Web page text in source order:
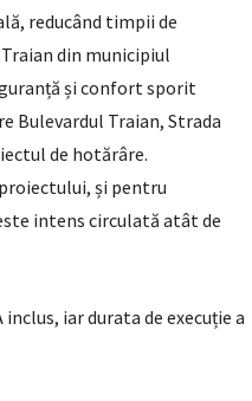
reducând timpii de
din municipiul
și confort sporit
Bulevardul Traian, Strada
de hotărâre.
și pentru
intens circulată atât de
iar durata de execuție a